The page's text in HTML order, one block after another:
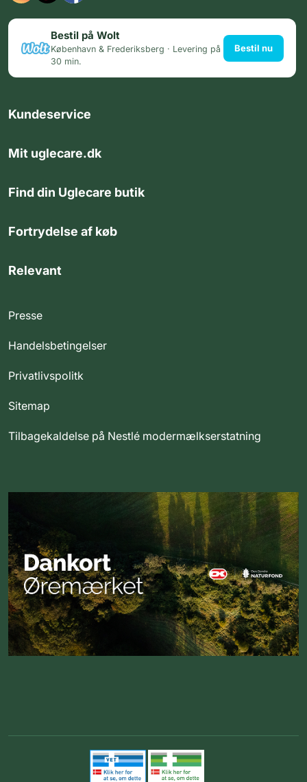
Bestil på Wolt
København & Frederiksberg · Levering på
30 min.
Bestil nu
Kundeservice
Mit uglecare.dk
Find din Uglecare butik
Fortrydelse af køb
Relevant
Presse
Handelsbetingelser
Privatlivspolitk
Sitemap
Tilbagekaldelse på Nestlé modermælkserstatning